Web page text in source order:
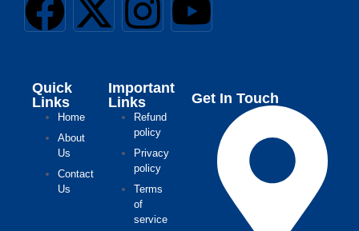
Quick
Links
Home
About
Us
Contact
Us
Important
Links
Refund
policy
Privacy
policy
Terms
of
service
Get In Touch